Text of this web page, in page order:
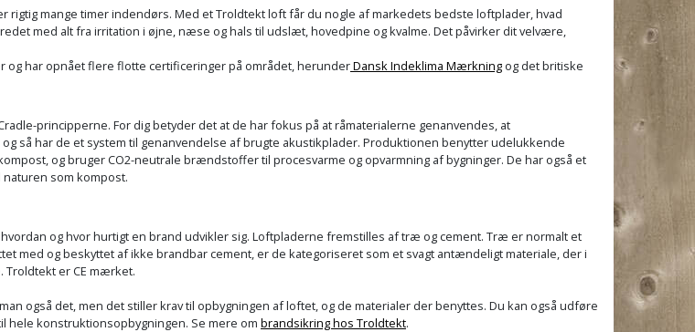
rigtig mange timer indendørs. Med et Troldtekt loft får du nogle af markedets bedste loftplader, hvad
med alt fra irritation i øjne, næse og hals til udslæt, hovedpine og kvalme. Det påvirker dit velvære,
har opnået flere flotte certificeringer på området, herunderDansk Indeklima Mærkning og det britiske
principperne. For dig betyder det at de har fokus på at råmaterialerne genanvendes, at
så har de et system til genanvendelse af brugte akustikplader. Produktionen benytter udelukkende
og bruger CO2-neutrale brændstoffer til procesvarme og opvarmning af bygninger. De har også et
som kompost.
og hvor hurtigt en brand udvikler sig. Loftpladerne fremstilles af træ og cement. Træ er normalt et
med og beskyttet af ikke brandbar cement, er de kategoriseret som et svagt antændeligt materiale, der i
er CE mærket.
også det, men det stiller krav til opbygningen af loftet, og de materialer der benyttes. Du kan også udføre
hele konstruktionsopbygningen. Se mere om brandsikring hos Troldtekt.